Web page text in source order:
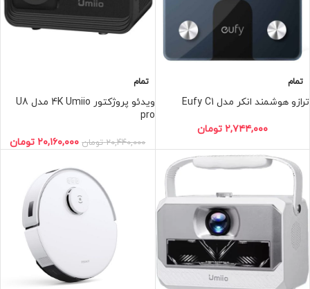
تمام
ترازو هوشمند انکر مدل Eufy C1
۲,۷۴۴,۰۰۰ تومان
تمام
ویدئو پروژکتور 4K Umiio مدل U8
pro
۲۰,۴۴۰,۰۰۰ تومان ۲۰,۱۶۰,۰۰۰ تومان